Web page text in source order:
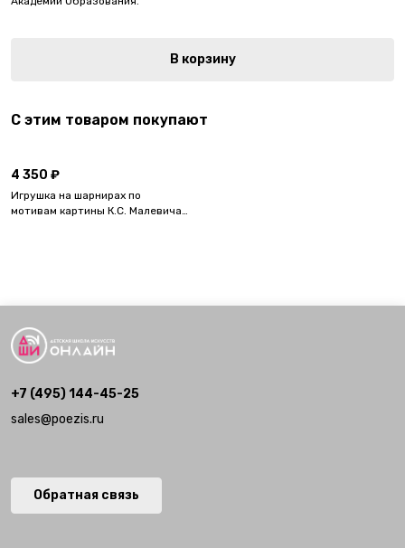
В корзину
С этим товаром покупают
4 350 ₽
Игрушка на шарнирах по
мотивам картины К.С. Малевича
+7 (495) 144-45-25
sales@poezis.ru
Обратная связь